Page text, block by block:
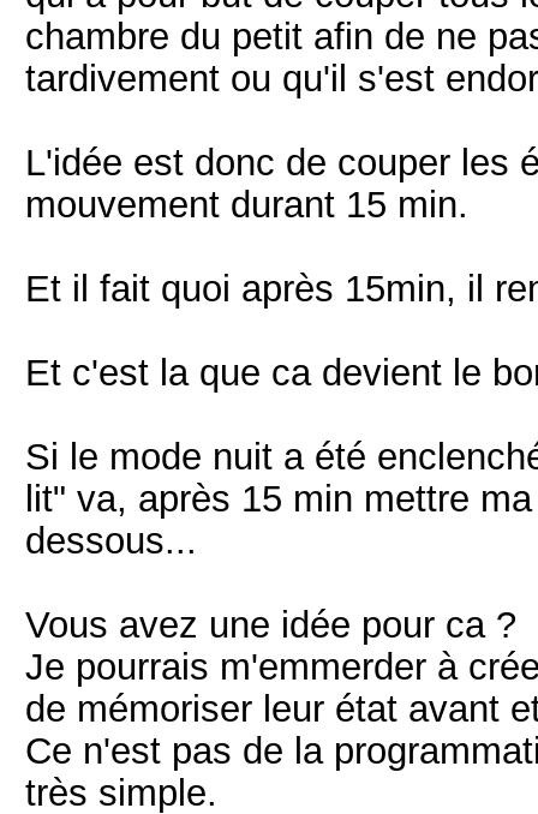
chambre du petit afin de ne
tardivement ou qu'il s'est
L'idée est donc de couper les
mouvement durant 15 min.
Et il fait quoi après 15min, il
Et c'est la que ca devient le
Si le mode nuit a été
lit" va, après 15 min mettre
dessous...
Vous avez une idée pour ca ?
Je pourrais m'emmerder à
de mémoriser leur état avant
Ce n'est pas de la
très simple.